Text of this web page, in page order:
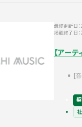
最終更新日
掲載終了日
【アー